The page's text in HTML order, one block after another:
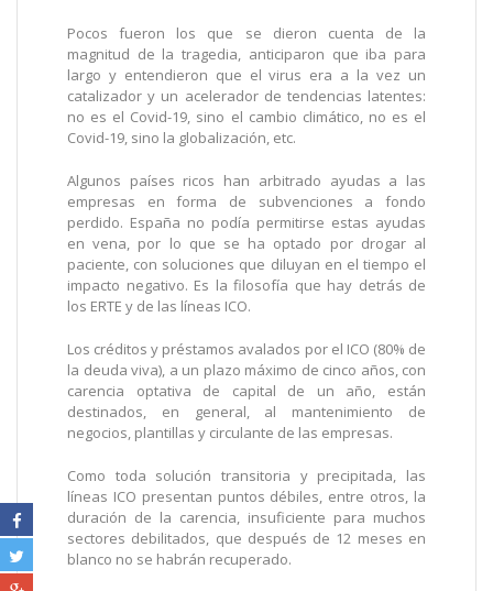
Pocos fueron los que se dieron cuenta de la
magnitud de la tragedia, anticiparon que iba para
largo y entendieron que el virus era a la vez un
catalizador y un acelerador de tendencias latentes:
no es el Covid-19, sino el cambio climático, no es el
Covid-19, sino la globalización, etc.
Algunos países ricos han arbitrado ayudas a las
empresas en forma de subvenciones a fondo
perdido. España no podía permitirse estas ayudas
en vena, por lo que se ha optado por drogar al
paciente, con soluciones que diluyan en el tiempo el
impacto negativo. Es la filosofía que hay detrás de
los ERTE y de las líneas ICO.
Los créditos y préstamos avalados por el ICO (80% de
la deuda viva), a un plazo máximo de cinco años, con
carencia optativa de capital de un año, están
destinados, en general, al mantenimiento de
negocios, plantillas y circulante de las empresas.
Como toda solución transitoria y precipitada, las
líneas ICO presentan puntos débiles, entre otros, la
duración de la carencia, insuficiente para muchos
sectores debilitados, que después de 12 meses en
blanco no se habrán recuperado.